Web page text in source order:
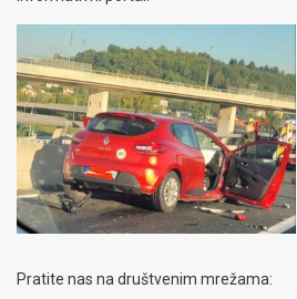
Pratite nas na društvenim mrežama: